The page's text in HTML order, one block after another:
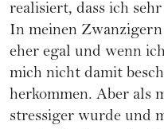
realisiert, dass ich
In meinen
eher egal und wenn
mich nicht damit
herkommen. Aber als
stressiger wurde und